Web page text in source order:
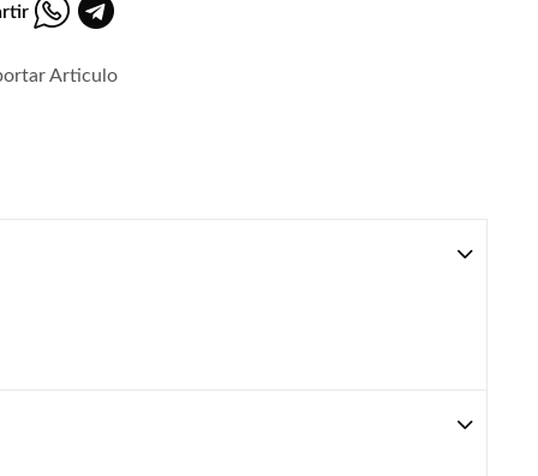
Articulo